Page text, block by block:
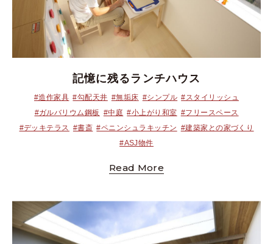
記憶に残るランチハウス
#造作家具 #勾配天井 #無垢床 #シンプル #スタイリッシュ
#ガルバリウム鋼板 #中庭 #小上がり和室 #フリースペース
#デッキテラス
#書斎 #ペニンシュラキッチン #建築家との家づくり
#ASJ物件
Read More